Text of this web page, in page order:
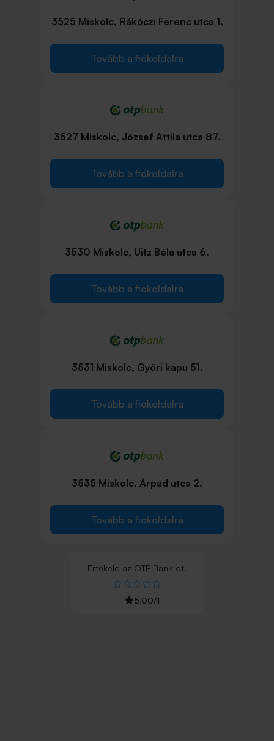
3525 Miskolc, Rákóczi Ferenc utca 1.
Tovább a fiókoldalra
3527 Miskolc, József Attila utca 87.
Tovább a fiókoldalra
3530 Miskolc, Uitz Béla utca 6.
Tovább a fiókoldalra
3531 Miskolc, Győri kapu 51.
Tovább a fiókoldalra
3535 Miskolc, Árpád utca 2.
Tovább a fiókoldalra
Értékeld az OTP Bank-ot!
5,00/1